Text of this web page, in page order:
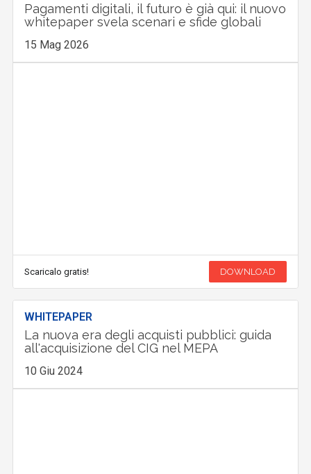
Pagamenti digitali, il futuro è già qui: il nuovo
whitepaper svela scenari e sfide globali
15 Mag 2026
Scaricalo gratis! DOWNLOAD
WHITEPAPER
La nuova era degli acquisti pubblici: guida
all'acquisizione del CIG nel MEPA
10 Giu 2024